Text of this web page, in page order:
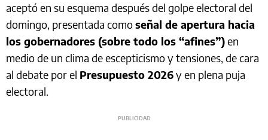
aceptó en su esquema después del golpe electoral del
domingo, presentada comoseñal de apertura hacia
los gobernadores (sobre todo los “afines”)en
medio de un clima de escepticismo y tensiones, de cara
al debate por el Presupuesto 2026y en plena puja
electoral.